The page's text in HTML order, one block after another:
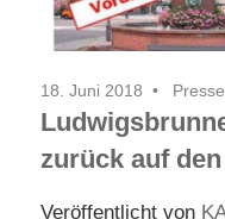
18. Juni 2018 Presse
zurück auf
Veröffentlicht von